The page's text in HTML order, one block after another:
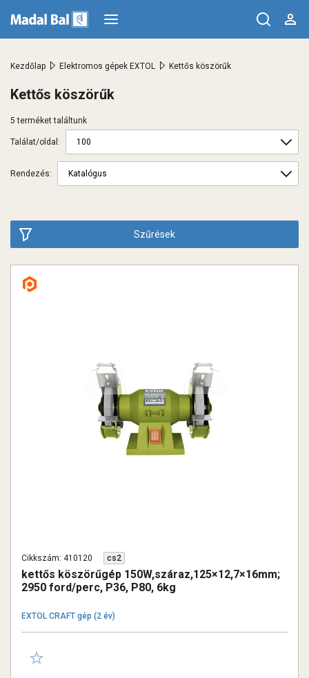
Kezdőlap > Elektromos gépek EXTOL > Kettős köszörűk
Kettős köszörűk
Rendezés:
5 terméket találtunk
Találat/oldal:
Szűrések
Cikkszám: 410120 cs2
kettős köszörűgép 150W,száraz,125×12,7×16mm;
2950 ford/perc, P36, P80, 6kg
EXTOL CRAFT gép (2 év)